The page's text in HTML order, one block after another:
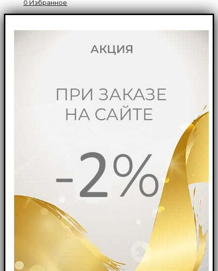
0 Избранное